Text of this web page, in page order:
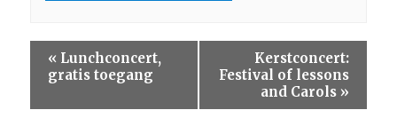
n
« Lunchconcert,
gratis toegang
Kerstconcert:
Festival of lessons
and Carols »